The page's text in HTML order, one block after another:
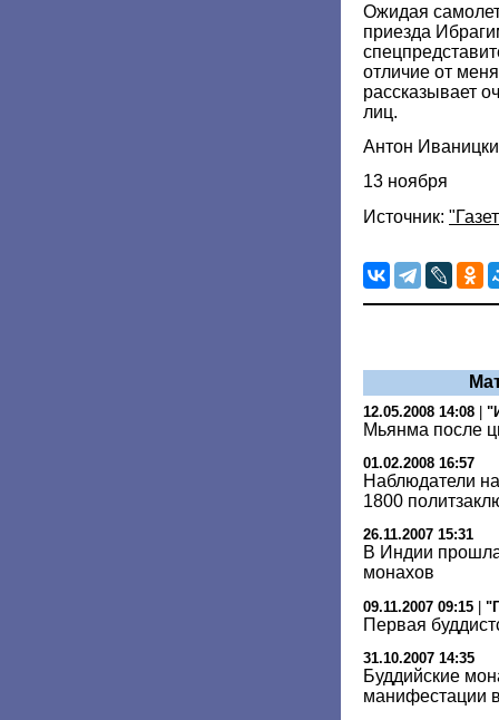
Ожидая
приезда
отличие от
рассказывает
лиц.
Антон
13 ноября
Источник:
12.05.2008 14:08
Мьянма после
01.02.2008 16:57
Наблюдатели
1800
26.11.2007 15:31
В Индии
монахов
09.11.2007 09:15
Первая
31.10.2007 14:35
Буддийские
манифестации